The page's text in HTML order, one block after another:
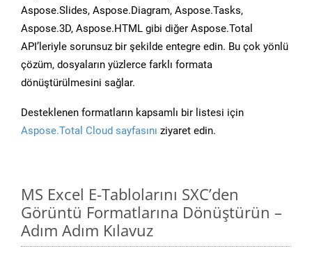
Aspose.Slides, Aspose.Diagram, Aspose.Tasks,
Aspose.3D, Aspose.HTML gibi diğer Aspose.Total
API’leriyle sorunsuz bir şekilde entegre edin. Bu çok yönlü
çözüm, dosyaların yüzlerce farklı formata
dönüştürülmesini sağlar.
Desteklenen formatların kapsamlı bir listesi için
Aspose.Total Cloud sayfasını ziyaret edin.
MS Excel E-Tablolarını SXC’den
Görüntü Formatlarına Dönüştürün –
Adım Adım Kılavuz